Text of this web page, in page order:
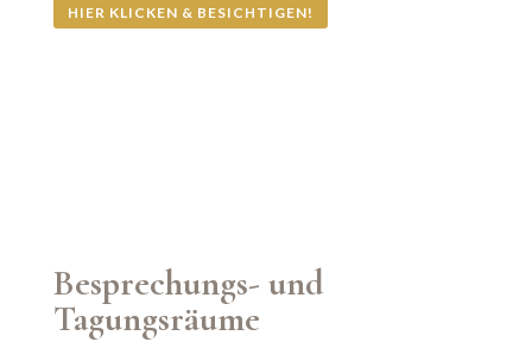
HIER KLICKEN & BESICHTIGEN!
Besprechungs- und
Tagungsräume